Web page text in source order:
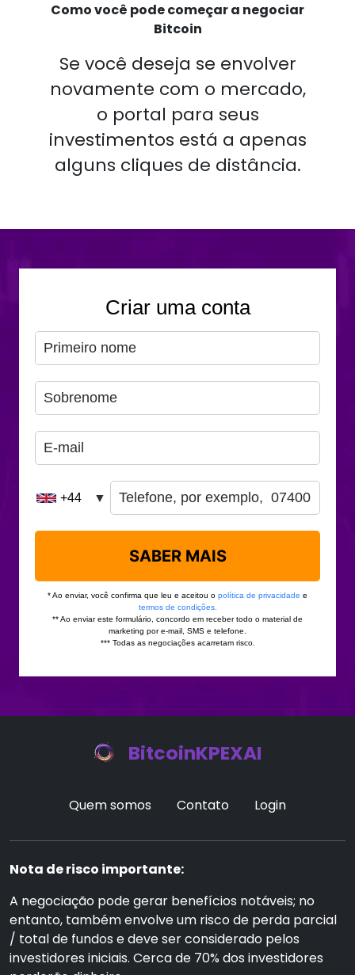
Como você pode começar a negociar
Bitcoin
Se você deseja se envolver
novamente com o mercado,
o portal para seus
investimentos está a apenas
alguns cliques de distância.
BitcoinKPEXAI
Quem somos Contato Login
Nota de risco importante:
A negociação pode gerar benefícios notáveis; no
entanto, também envolve um risco de perda parcial
/ total de fundos e deve ser considerado pelos
investidores iniciais. Cerca de 70% dos investidores